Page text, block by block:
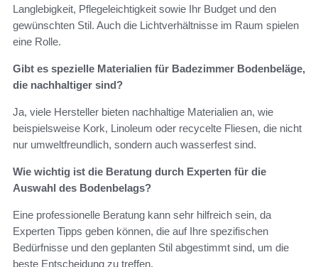
Langlebigkeit, Pflegeleichtigkeit sowie Ihr Budget und den
gewünschten Stil. Auch die Lichtverhältnisse im Raum spielen
eine Rolle.
Gibt es spezielle Materialien für Badezimmer Bodenbeläge,
die nachhaltiger sind?
Ja, viele Hersteller bieten nachhaltige Materialien an, wie
beispielsweise Kork, Linoleum oder recycelte Fliesen, die nicht
nur umweltfreundlich, sondern auch wasserfest sind.
Wie wichtig ist die Beratung durch Experten für die
Auswahl des Bodenbelags?
Eine professionelle Beratung kann sehr hilfreich sein, da
Experten Tipps geben können, die auf Ihre spezifischen
Bedürfnisse und den geplanten Stil abgestimmt sind, um die
beste Entscheidung zu treffen.